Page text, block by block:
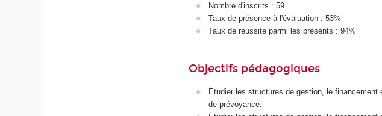
Nombre d'inscrits : 59
Taux de présence à l'évaluation : 53%
Taux de réussite parmi les présents : 94%
Objectifs pédagogiques
Étudier les structures de gestion, le
de prévoyance.